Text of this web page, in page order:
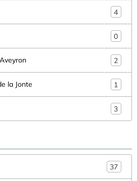
4
0
2
la Jonte 1
3
37